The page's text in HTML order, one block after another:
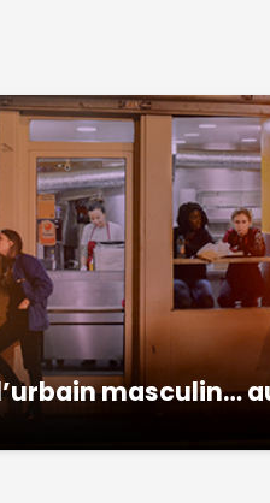
masculin…